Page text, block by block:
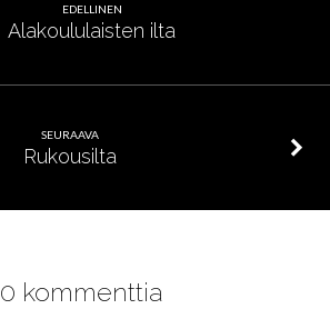
EDELLINEN
Alakoululaisten ilta
SEURAAVA
Rukousilta
0 kommenttia